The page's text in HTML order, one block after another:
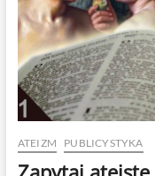
ATEIZM PUBLICYSTYKA